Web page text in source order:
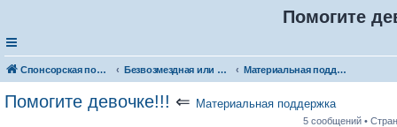
Помогите
Спонсорская помощь. Разместите своё объявление в соответствующей рубрике Безвозмездная или условно-безвозмездная помощь Материальная поддержка
Помогите девочке!!! ⇐ Материальная поддержка
5 сообщений •